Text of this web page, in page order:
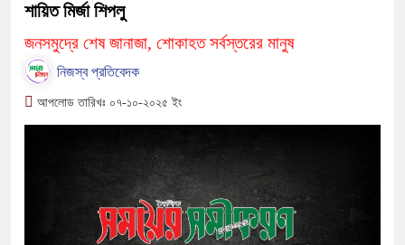
শায়িত মির্জা শিপলু
জনসমুদ্রে শেষ জানাজা, শোকাহত সর্বস্তরের মানুষ
নিজস্ব প্রতিবেদক
আপলোড তারিখঃ ০৭-১০-২০২৫ ইং